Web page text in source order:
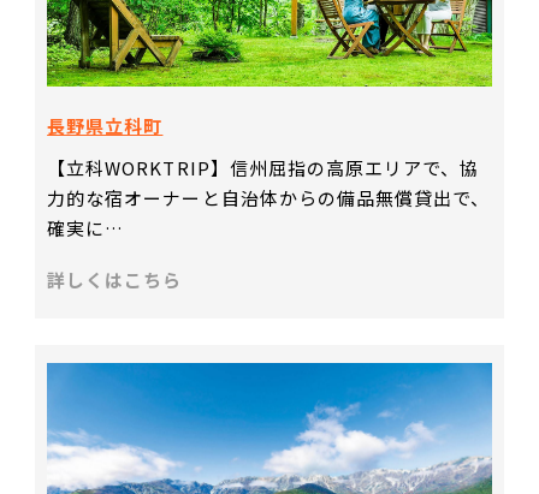
長野県立科町
【立科WORKTRIP】信州屈指の高原エリアで、協
力的な宿オーナーと自治体からの備品無償貸出で、
確実に…
詳しくはこちら